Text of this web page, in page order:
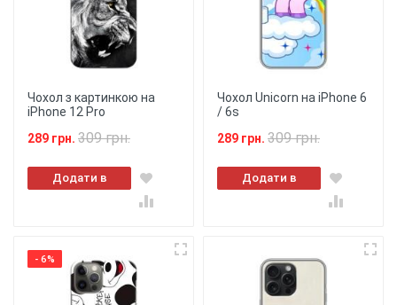
Чохол з картинкою на
iPhone 12 Pro
289 грн. 309 грн.
Додати в
кошик
Чохол Unicorn на iPhone 6
/ 6s
289 грн. 309 грн.
Додати в
кошик
- 6%